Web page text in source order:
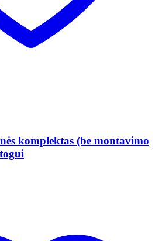
komplektas (be montavimo